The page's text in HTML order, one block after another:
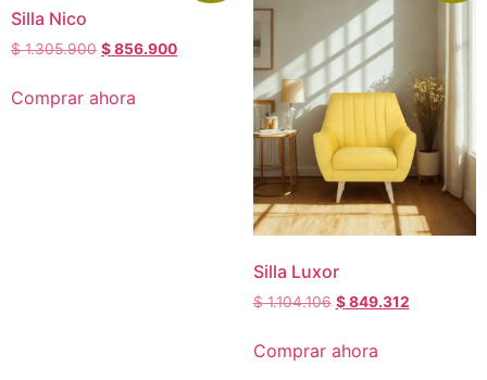
Silla Nico
$1.305.900 $856.900
Comprar ahora
Silla Luxor
$1.104.106 $849.312
Comprar ahora